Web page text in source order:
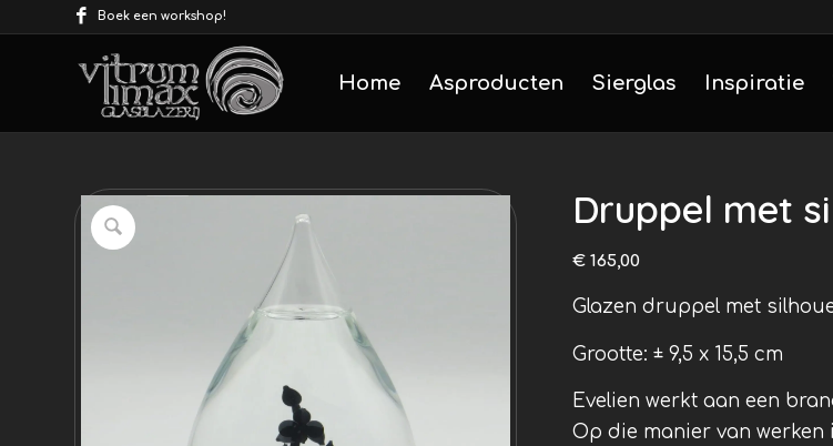
Boek een workshop!
Home Asproducten Sierglas Inspiratie
Druppel met
€ 165,00
Glazen druppel met
Grootte: ± 9,5 x 15,5 cm
Evelien werkt aan een
Op die manier van werken